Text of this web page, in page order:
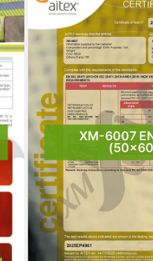
XM-6007